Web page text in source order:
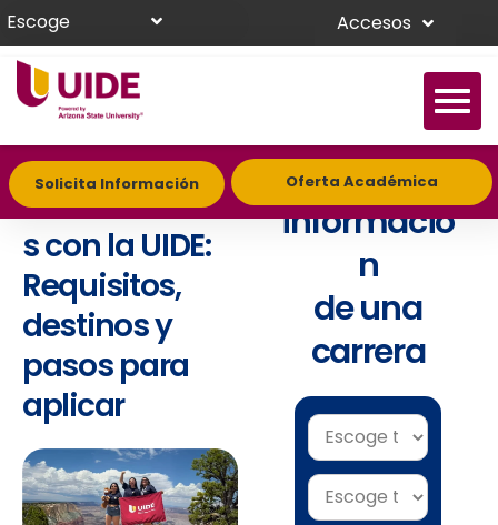
Escoge Accesos
Solicita Información Oferta Académica
Intercambios
internacionale
s con la UIDE:
Requisitos,
destinos y
pasos para
aplicar
Solicita
informació
n
de una
carrera